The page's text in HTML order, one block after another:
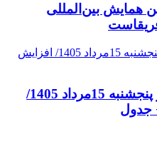
همایش بین‌المللی
قیمت طلا و سکه امروز پنجشنبه 15مرداد 1405/
جدول